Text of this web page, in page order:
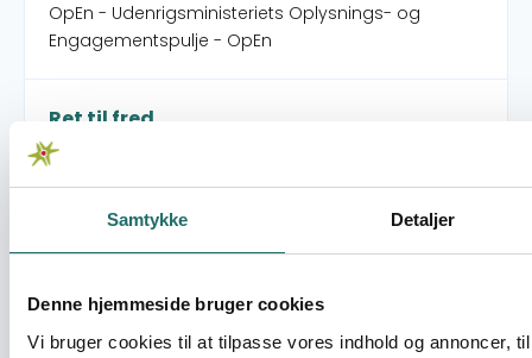
Samtykke Detaljer
Denne hjemmeside bruger cookies
Vi bruger cookies til at tilpasse vores indhold og annoncer,
OpEn - Udenrigsministeriets Oplysnings- og
Engagementspulje - OpEn
Ret til fred
Oplysningspuljen - Oplysningsaktivitet
Engagementspulje - OpEn